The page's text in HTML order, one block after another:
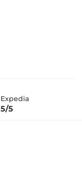
Expedia
5/5